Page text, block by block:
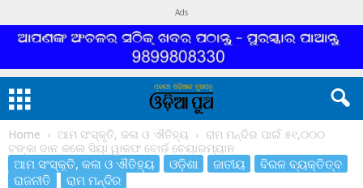
Ads
Home ଆମ ସଂସ୍କୃତି, କଳା ଓ ଐତିହ୍ୟ
ରାମ ମନ୍ଦିର ପାଇଁ ୫୧,୦୦୦
ଟଙ୍କା ଦାନ କଲେ ସିୟା ୱାକଫ ବୋର୍ଡ ଚେୟାରମ୍ୟାନ
ଆମ ସଂସ୍କୃତି, କଳା ଓ ଐତିହ୍ୟ ଓଡ଼ିଶା ଜାତୀୟ
ବିରଳ ବ୍ୟକ୍ତିତ୍ବ
ରାଜନୀତି
ରାମ ମନ୍ଦିର